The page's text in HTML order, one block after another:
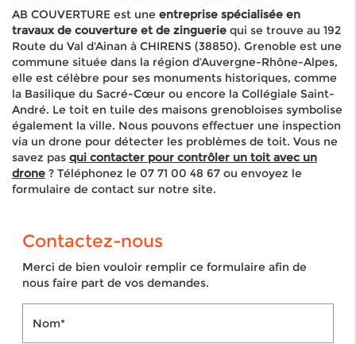
AB COUVERTURE est une entreprise spécialisée en
travaux de couverture et de zinguerie qui se trouve au 192
Route du Val d'Ainan à CHIRENS (38850). Grenoble est une
commune située dans la région d’Auvergne-Rhône-Alpes,
elle est célèbre pour ses monuments historiques, comme
la Basilique du Sacré-Cœur ou encore la Collégiale Saint-
André. Le toit en tuile des maisons grenobloises symbolise
également la ville. Nous pouvons effectuer une inspection
via un drone pour détecter les problèmes de toit. Vous ne
savez pas qui contacter pour contrôler un toit avec un
drone ? Téléphonez le 07 71 00 48 67 ou envoyez le
formulaire de contact sur notre site.
Contactez-nous
Merci de bien vouloir remplir ce formulaire afin de
nous faire part de vos demandes.